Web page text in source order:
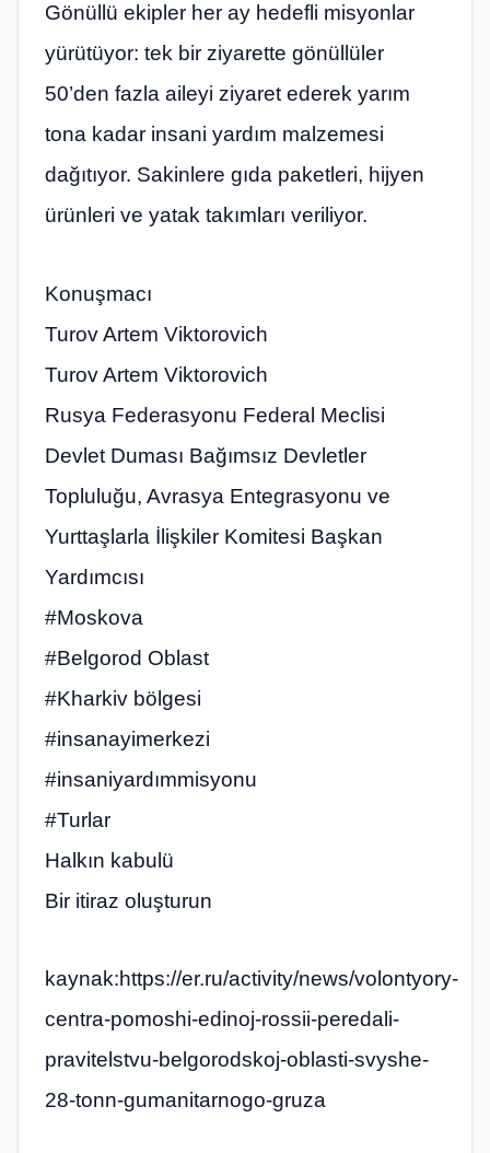
Gönüllü ekipler her ay hedefli misyonlar
yürütüyor: tek bir ziyarette gönüllüler
50’den fazla aileyi ziyaret ederek yarım
tona kadar insani yardım malzemesi
dağıtıyor. Sakinlere gıda paketleri, hijyen
ürünleri ve yatak takımları veriliyor.
Konuşmacı
Turov Artem Viktorovich
Turov Artem Viktorovich
Rusya Federasyonu Federal Meclisi
Devlet Duması Bağımsız Devletler
Topluluğu, Avrasya Entegrasyonu ve
Yurttaşlarla İlişkiler Komitesi Başkan
Yardımcısı
#Moskova
#Belgorod Oblast
#Kharkiv bölgesi
#insanayimerkezi
#insaniyardımmisyonu
#Turlar
Halkın kabulü
Bir itiraz oluşturun
kaynak:https://er.ru/activity/news/volontyory-
centra-pomoshi-edinoj-rossii-peredali-
pravitelstvu-belgorodskoj-oblasti-svyshe-
28-tonn-gumanitarnogo-gruza